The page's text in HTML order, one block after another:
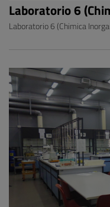
Laboratorio 6
Laboratorio 6 (Chimica